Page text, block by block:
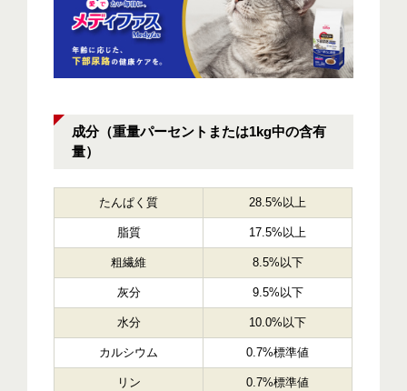
成分（重量パーセントまたは1kg中の含有
量）
たんぱく質 28.5%以上
脂質 17.5%以上
粗繊維 8.5%以下
灰分 9.5%以下
水分 10.0%以下
カルシウム 0.7%標準値
リン 0.7%標準値